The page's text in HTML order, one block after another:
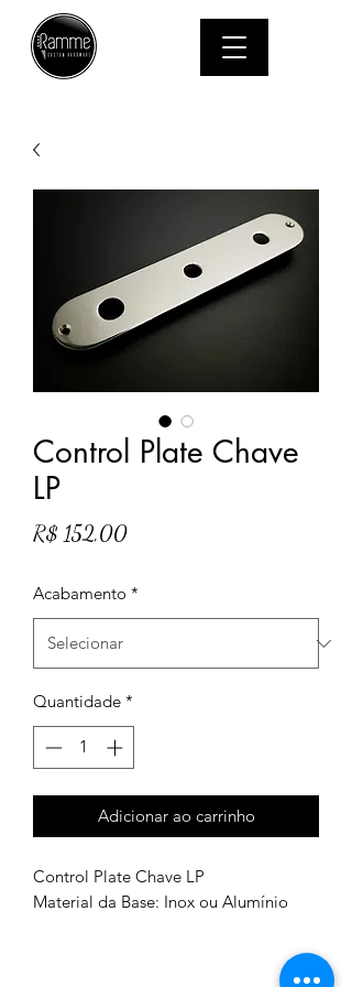
Control Plate Chave
LP
R$ 152,00Preço
Acabamento *
Quantidade *
Adicionar ao carrinho
Control Plate Chave LP
Material da Base: Inox ou Alumínio